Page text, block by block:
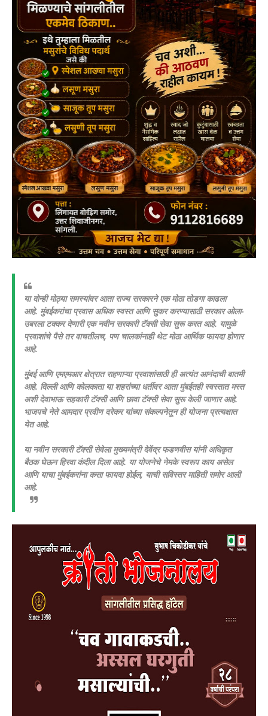
या दोन्ही मोठ्या समस्यांवर आता राज्य सरकारने एक मोठा तोडगा काढला
आहे. मुंबईकरांचा प्रवास अधिक स्वस्त आणि सुकर करण्यासाठी सरकार ओला-
उबरला टक्कर देणारी एक नवीन सरकारी टॅक्सी सेवा सुरू करत आहे. यामुळे
प्रवाशांचे पैसे तर वाचतीलच, पण चालकांनाही थेट मोठा आर्थिक फायदा होणार
आहे.
मुंबई आणि एमएमआर क्षेत्रात राहणाऱ्या प्रवाशांसाठी ही अत्यंत आनंदाची बातमी
आहे. दिल्ली आणि कोलकाता या शहरांच्या धर्तीवर आता मुंबईतही स्वस्तात मस्त
अशी देवाभाऊ सहकारी टॅक्सी आणि छावा टॅक्सी सेवा सुरू केली जाणार आहे.
भाजपचे नेते आमदार प्रवीण दरेकर यांच्या संकल्पनेतून ही योजना प्रत्यक्षात
येत आहे.
या नवीन सरकारी टॅक्सी सेवेला मुख्यमंत्री देवेंद्र फडणवीस यांनी अधिकृत
बैठक घेऊन हिरवा कंदील दिला आहे. या योजनेचे नेमके स्वरूप काय असेल
आणि याचा मुंबईकरांना कसा फायदा होईल, याची सविस्तर माहिती समोर आली
आहे.